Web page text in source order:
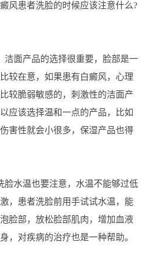
风患者洗脸的时候应该注意什么?
面产品的选择很重要，脸部是一
较在意，如果患有白癜风，心理
较脆弱敏感的，刺激性的洁面产
应该选择温和一点的产品，比如
害性就会小很多，保湿产品也得
水温也要注意，水温不能够过低
，患者洗脸前用手试试水温，能
脸部，放松脸部肌肉，增加血液
，对疾病的治疗也是一种帮助。